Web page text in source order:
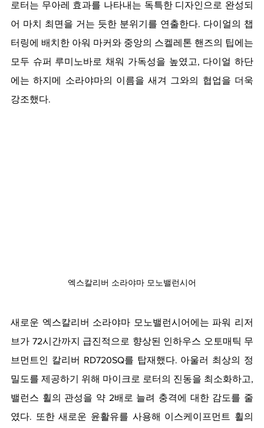
로터는 무아레 효과를 나타내는 독특한 디자인으로 완성되
어 마치 최면을 거는 듯한 분위기를 연출한다. 다이얼의 챕
터링에 배치한 아워 마커와 중앙의 스켈레톤 핸즈의 팁에는
모두 슈퍼 루미노바로 채워 가독성을 높였고, 다이얼 하단
에는 하지메 소라야마의 이름을 새겨 그와의 협업을 더욱
강조했다.
엑스칼리버 소라야마 모노밸런시어
새로운 엑스칼리버 소라야마 모노밸런시어에는 파워 리저
브가 72시간까지 급진적으로 향상된 인하우스 오토매틱 무
브먼트인 칼리버 RD720SQ를 탑재했다. 아울러 최상의 정
밀도를 제공하기 위해 마이크로 로터의 진동을 최소화하고,
밸런스 휠의 관성을 약 2배로 늘려 충격에 대한 감도를 줄
였다. 또한 새로운 윤활유를 사용해 이스케이프먼트 휠의